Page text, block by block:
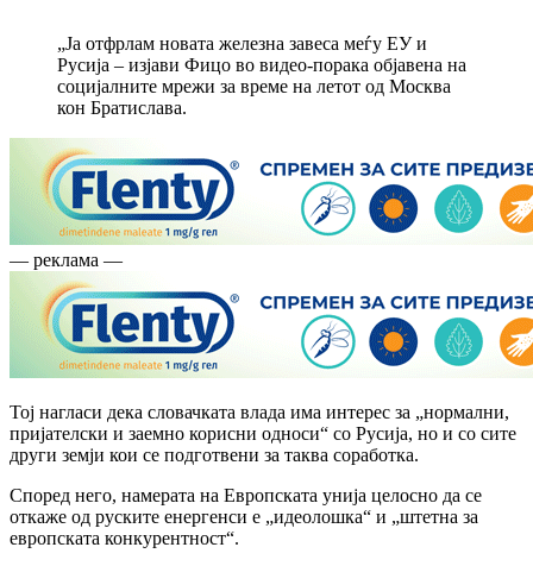
„Ја отфрлам новата железна завеса меѓу ЕУ и
Русија – изјави Фицо во видео-порака објавена на
социјалните мрежи за време на летот од Москва
кон Братислава.
— реклама —
Тој нагласи дека словачката влада има интерес за „нормални,
пријателски и заемно корисни односи“ со Русија, но и со сите
други земји кои се подготвени за таква соработка.
Според него, намерата на Европската унија целосно да се
откаже од руските енергенси е „идеолошка“ и „штетна за
европската конкурентност“.